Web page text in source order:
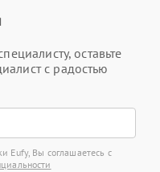
оставьте
с радостью
Eufy, Вы соглашаетесь с